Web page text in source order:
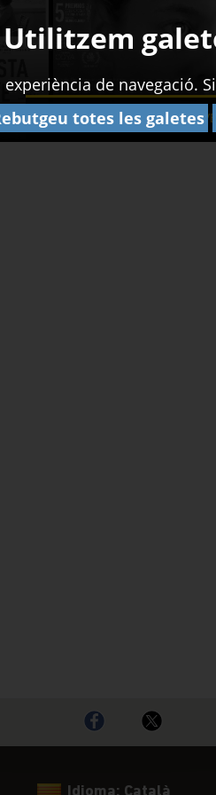
GIRONA CULTURA
Utilitzem
de navegació.
totes les galetes